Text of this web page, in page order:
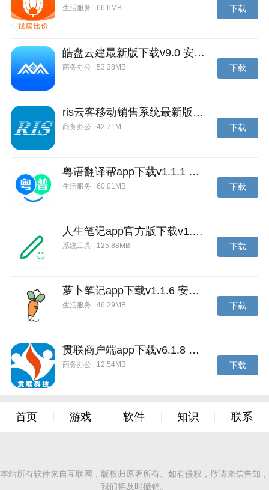
人生笔记最新版介绍
简约笔记本，满足用户记录人生的生活和情感的需求。
生活服务 | 66.6MB 下载
皓盘云建最新版下载v9.0 安卓版
商务办公 | 53.38MB 下载
ris云客移动销售系统最新版下载v1.1.25 安卓手机版
商务办公 | 42.71M 下载
粤语翻译帮app下载v1.1.1 安卓版
生活服务 | 60.01MB 下载
人生笔记app官方版下载v1.19.4 安卓版
系统工具 | 125.88MB 下载
萝卜笔记app下载v1.1.6 安卓版
生活服务 | 46.29MB 下载
贯联商户端app下载v6.1.8 安卓版
商务办公 | 12.54MB 下载
首页 游戏 软件 知识 联系
本站所有软件来自互联网，版权归原著所有。如有侵权，敬请来信告知，
我们将及时撤销。